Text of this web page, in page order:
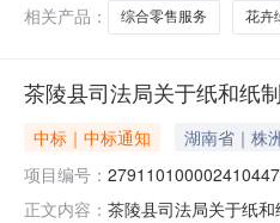
相关产品：
综合零售服务 花卉
茶陵县司法局关于纸和纸
中标｜中标通知 湖南省｜株
项目编号：
正文内容： 茶陵县司法局关于纸